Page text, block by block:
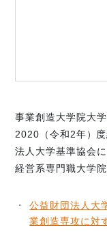
事業創造大学院大
2020（令和2年）
法人大学基準協会
経営系専門職大学
公益財団法人大
業創造専攻に対